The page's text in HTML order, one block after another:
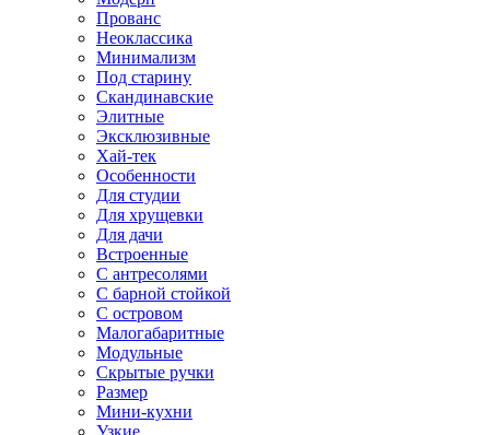
Прованс
Неоклассика
Минимализм
Под старину
Скандинавские
Элитные
Эксклюзивные
Хай-тек
Особенности
Для студии
Для хрущевки
Для дачи
Встроенные
С антресолями
С барной стойкой
С островом
Малогабаритные
Модульные
Скрытые ручки
Размер
Мини-кухни
Узкие